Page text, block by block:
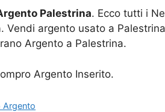
Palestrina. Ecco tutti i
Vendi argento usato a
Argento a Palestrina.
Argento Inserito.
Argento